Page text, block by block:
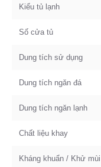
Kiểu tủ lạnh
Số cửa tủ
Dung tích sử dụng
Dung tích ngăn đá
Dung tích ngăn lạnh
Chất liệu khay
Kháng khuẩn / Khử mùi